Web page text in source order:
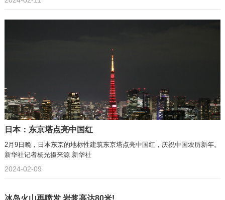
日本：东京塔点亮中国红
2月9日晚，日本东京的地标性建筑东京塔点亮中国红，庆祝中国农历新年。
新华社记者杨光摄​来源 新华社
2024-02-09
冰岛火山再喷发 岩浆高达80米!